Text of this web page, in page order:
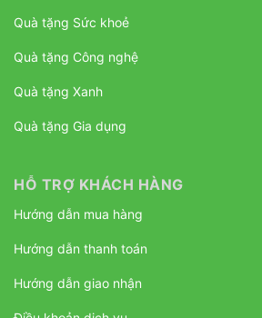
Quà tặng Sức khoẻ
Quà tặng Công nghệ
Quà tặng Xanh
Quà tặng Gia dụng
HỖ TRỢ KHÁCH HÀNG
Hướng dẫn mua hàng
Hướng dẫn thanh toán
Hướng dẫn giao nhận